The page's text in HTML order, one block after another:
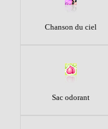
Chanson du ciel
Sac odorant